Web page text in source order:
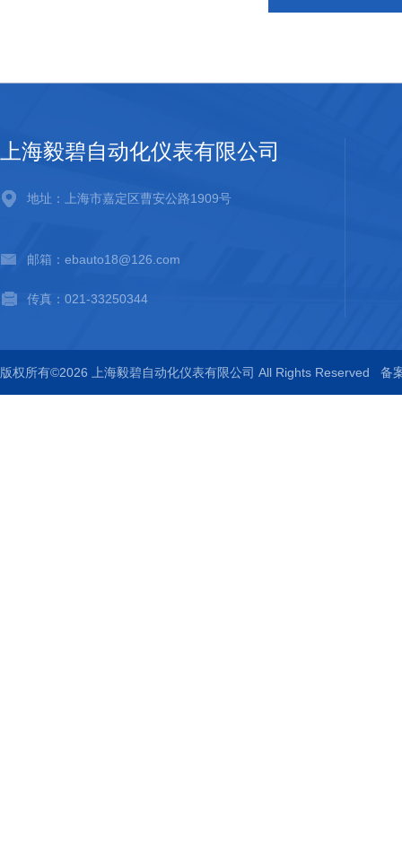
上海毅碧自动化仪表有限公司
地址：上海市嘉定区曹安公路1909号
邮箱：ebauto18@126.com
传真：021-33250344
版权所有©2026 上海毅碧自动化仪表有限公司 All Rights Reserved 备